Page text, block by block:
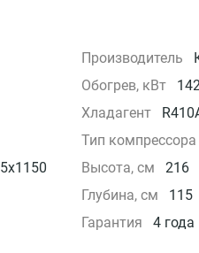
Производитель
Обогрев, кВт
Хладагент
Тип компрессора
Высота, см
216
Глубина, см
115
Гарантия
4 года